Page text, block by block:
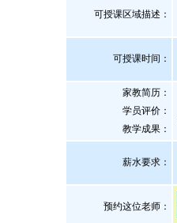
可授课区域描述：
可授课时间：
家教简历：
学员评价：
教学成果：
薪水要求：
预约这位老师：